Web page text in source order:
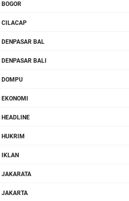
BOGOR
CILACAP
DENPASAR BAL
DENPASAR BALI
DOMPU
EKONOMI
HEADLINE
HUKRIM
IKLAN
JAKARATA
JAKARTA